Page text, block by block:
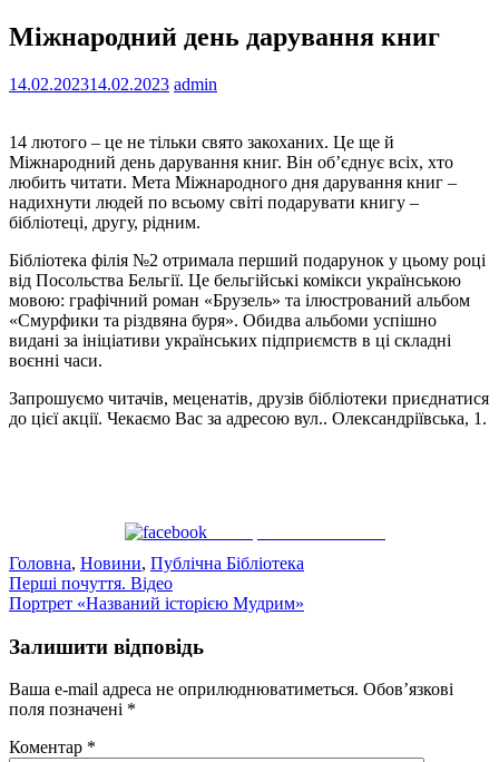
Міжнародний день дарування книг
14.02.202314.02.2023 admin
14 лютого – це не тільки свято закоханих. Це ще й
Міжнародний день дарування книг. Він об’єднує всіх, хто
любить читати. Мета Міжнародного дня дарування книг –
надихнути людей по всьому світі подарувати книгу –
бібліотеці, другу, рідним.
Бібліотека філія №2 отримала перший подарунок у цьому році
від Посольства Бельгії. Це бельгійські комікси українською
мовою: графічний роман «Брузель» та ілюстрований альбом
«Смурфики та різдвяна буря». Обидва альбоми успішно
видані за ініціативи українських підприємств в ці складні
воєнні часи.
Запрошуємо читачів, меценатів, друзів бібліотеки приєднатися
до цієї акції. Чекаємо Вас за адресою вул.. Олександріївська, 1.
Головна, Новини, Публічна Бібліотека
Навігація
записів
Перші почуття. Відео
Портрет «Названий історією Мудрим»
Залишити відповідь
Ваша e-mail адреса не оприлюднюватиметься. Обов’язкові
поля позначені *
Коментар *